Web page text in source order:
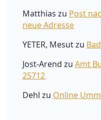
Matthias zu Post
neue Adresse
YETER, Mesutzu
Jost-Arend zu Amt
25712
Dehl zu Online